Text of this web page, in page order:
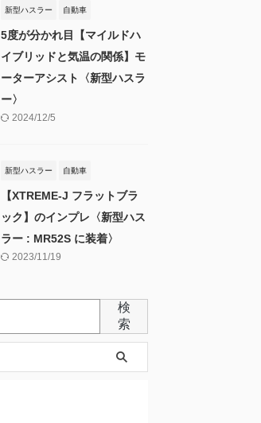
新型ハスラー 自動車
5度が分かれ目【マイルドハ
イブリッドと気温の関係】モ
ーターアシスト〈新型ハスラ
ー〉
2024/12/5
新型ハスラー 自動車
【XTREME-J フラットブラ
ック】のインプレ〈新型ハス
ラー : MR52S に装着〉
2023/11/19
検
索